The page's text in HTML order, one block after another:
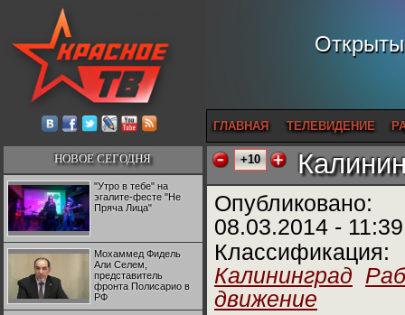
ГЛАВНАЯ ТЕЛЕВИДЕНИЕ
НОВОЕ СЕГОДНЯ
"Утро в тебе" на
эгалите-фесте "Не
Пряча Лица"
Мохаммед Фидель
Али Селем,
представитель
фронта Полисарио в
РФ
+10
Опубликовано:
08.03.2014 - 11:39
Классификация:
Калининград
движение